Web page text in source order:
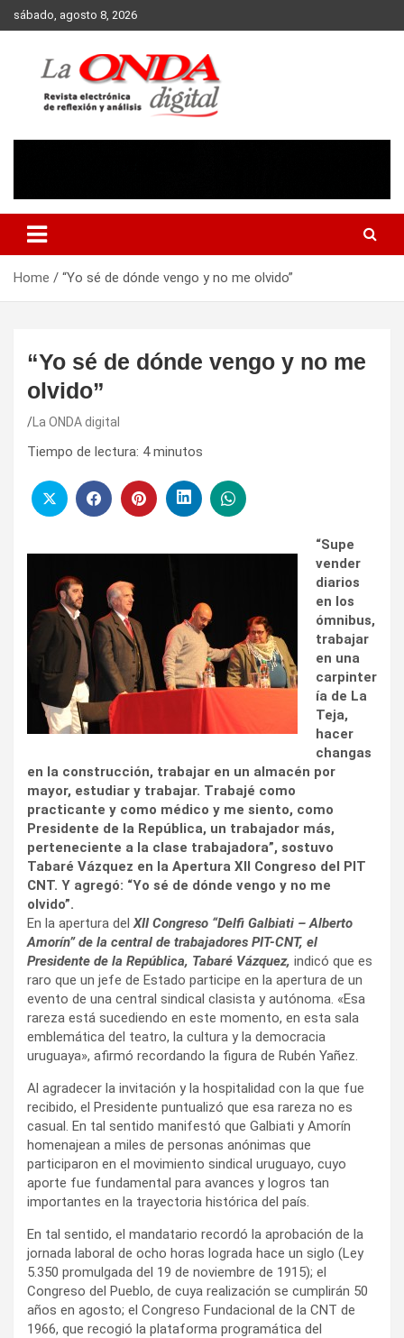
Skip
to
sábado, agosto 8, 2026
Home “Yo sé de dónde vengo y no me olvido”
“Yo sé de dónde vengo y no me
olvido”
La ONDA digital
Tiempo de lectura: 4 minutos
“Supe
vender
diarios
en los
ómnibus,
trabajar
en una
carpinter
ía de La
Teja,
hacer
changas
en la construcción, trabajar en un almacén por
mayor, estudiar y trabajar. Trabajé como
practicante y como médico y me siento, como
Presidente de la República, un trabajador más,
perteneciente a la clase trabajadora”, sostuvo
Tabaré Vázquez en la Apertura XII Congreso del PIT
CNT. Y agregó: “Yo sé de dónde vengo y no me
olvido”.
En la apertura delXII Congreso “Delfi Galbiati – Alberto
Amorín” de la central de trabajadores PIT-CNT, el
Presidente de la República, Tabaré Vázquez, indicó que es
raro que un jefe de Estado participe en la apertura de un
evento de una central sindical clasista y autónoma. «Esa
rareza está sucediendo en este momento, en esta sala
emblemática del teatro, la cultura y la democracia
uruguaya», afirmó recordando la figura de Rubén Yañez.
Al agradecer la invitación y la hospitalidad con la que fue
recibido, el Presidente puntualizó que esa rareza no es
casual. En tal sentido manifestó que Galbiati y Amorín
homenajean a miles de personas anónimas que
participaron en el movimiento sindical uruguayo, cuyo
aporte fue fundamental para avances y logros tan
importantes en la trayectoria histórica del país.
En tal sentido, el mandatario recordó la aprobación de la
jornada laboral de ocho horas lograda hace un siglo (Ley
5.350 promulgada del 19 de noviembre de 1915); el
Congreso del Pueblo, de cuya realización se cumplirán 50
años en agosto; el Congreso Fundacional de la CNT de
1966, que recogió la plataforma programática del